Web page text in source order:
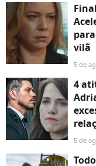
vilã
5 de
4
5 de